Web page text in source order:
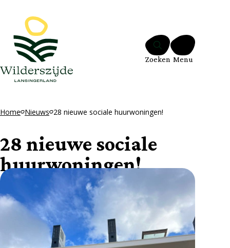
Ga naar de inhoud
Zoeken Menu
Home Nieuws 28 nieuwe sociale huurwoningen!
28 nieuwe sociale
huurwoningen!
10 februari 2026